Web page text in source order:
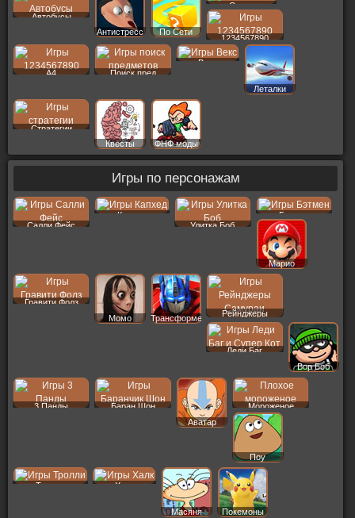
Автобусы
Антистресс
По Сети
Стелс
1234567890
A4 Поиск пред
Векс
Леталки
Стратегии
Квесты
ФНФ моды
Игры по персонажам
Салли Фейс
Капхед
Улитка Боб
Бэтмен
Марио
Гравити Фолз
Момо
Трансформеры
Рейнджеры
Леди Баг
Вор Боб
3 Панды
Баран Шон
Аватар
Мороженое
Поу
Тролли Халк
Масяня Покемоны